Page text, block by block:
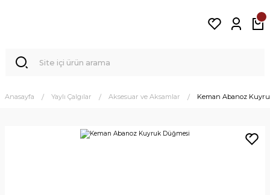
Anasayfa Yaylı Çalgılar Aksesuar ve Aksamlar Keman Abanoz